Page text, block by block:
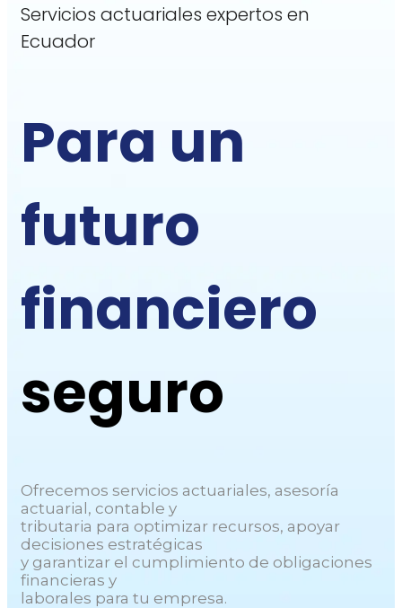
Servicios actuariales expertos en
Ecuador
Para un
futuro
financiero
seguro
Ofrecemos servicios actuariales, asesoría
actuarial, contable y
tributaria para optimizar recursos, apoyar
decisiones estratégicas
y garantizar el cumplimiento de obligaciones
financieras y
laborales para tu empresa.